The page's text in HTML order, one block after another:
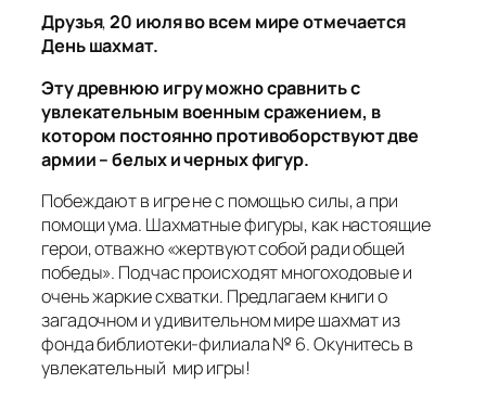
Друзья,20 июля во всем мире отмечается
День шахмат.
Эту древнюю игру можно сравнить с
увлекательным военным сражением, в
котором постоянно противоборствуют две
армии – белых и черных фигур.
Побеждают в игре не с помощью силы, а при
помощи ума. Шахматные фигуры, как настоящие
герои, отважно «жертвуют собой ради общей
победы». Подчас происходят многоходовые и
очень жаркие схватки. Предлагаем книги о
загадочном и удивительном мире шахмат из
фонда библиотеки-филиала № 6. Окунитесь в
увлекательный мир игры!